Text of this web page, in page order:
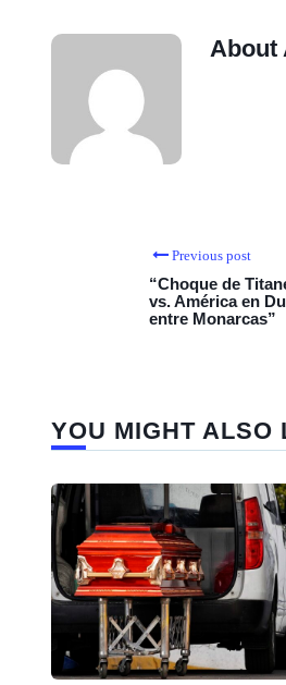
About
Previous post
“Choque de
vs. América en
entre Monarcas”
YOU MIGHT ALSO